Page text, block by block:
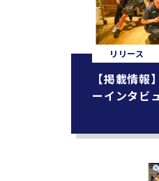
リリース
【掲載情
ーインタビ